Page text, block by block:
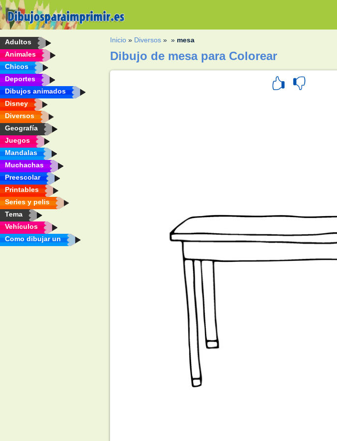
Adultos
Animales
Chicos
Deportes
Dibujos animados
Disney
Diversos
Geografía
Juegos
Mandalas
Muchachas
Preescolar
Printables
Series y pelis
Tema
Vehículos
Como dibujar un
Inicio » Diversos » » mesa
Dibujo de mesa para Colorear